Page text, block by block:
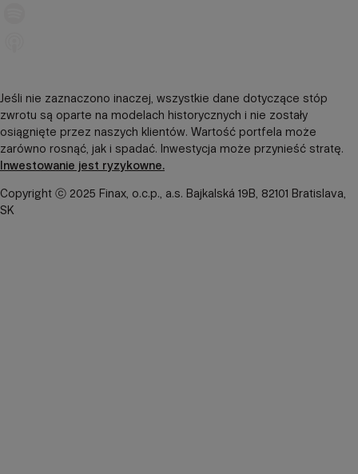
Jeśli nie zaznaczono inaczej, wszystkie dane dotyczące stóp
zwrotu są oparte na modelach historycznych i nie zostały
osiągnięte przez naszych klientów. Wartość portfela może
zarówno rosnąć, jak i spadać. Inwestycja może przynieść stratę.
Inwestowanie jest ryzykowne.
Copyright ⓒ 2025 Finax, o.c.p., a.s. Bajkalská 19B, 82101 Bratislava,
SK